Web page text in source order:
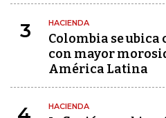
3 HACIENDA
Colombia se ubica
con mayor
América Latina
HACIENDA